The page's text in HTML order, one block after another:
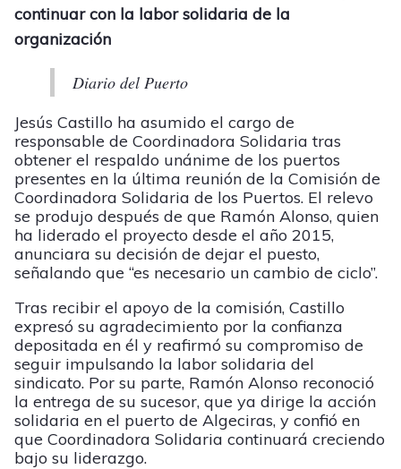
continuar con la labor solidaria de la
organización
Diario del Puerto
Jesús Castillo ha asumido el cargo de
responsable de Coordinadora Solidaria tras
obtener el respaldo unánime de los puertos
presentes en la última reunión de la Comisión de
Coordinadora Solidaria de los Puertos. El relevo
se produjo después de que Ramón Alonso, quien
ha liderado el proyecto desde el año 2015,
anunciara su decisión de dejar el puesto,
señalando que “es necesario un cambio de ciclo”.
Tras recibir el apoyo de la comisión, Castillo
expresó su agradecimiento por la confianza
depositada en él y reafirmó su compromiso de
seguir impulsando la labor solidaria del
sindicato. Por su parte, Ramón Alonso reconoció
la entrega de su sucesor, que ya dirige la acción
solidaria en el puerto de Algeciras, y confió en
que Coordinadora Solidaria continuará creciendo
bajo su liderazgo.